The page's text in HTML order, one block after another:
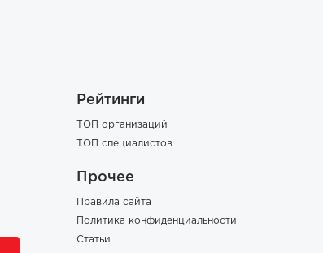
Рейтинги
ТОП организаций
ТОП специалистов
Прочее
Правила сайта
Политика конфиденциальности
Статьи